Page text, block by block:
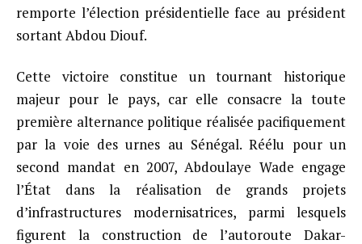
remporte l’élection présidentielle face au président
sortant Abdou Diouf.
Cette victoire constitue un tournant historique
majeur pour le pays, car elle consacre la toute
première alternance politique réalisée pacifiquement
par la voie des urnes au Sénégal. Réélu pour un
second mandat en 2007, Abdoulaye Wade engage
l’État dans la réalisation de grands projets
d’infrastructures modernisatrices, parmi lesquels
figurent la construction de l’autoroute Dakar-